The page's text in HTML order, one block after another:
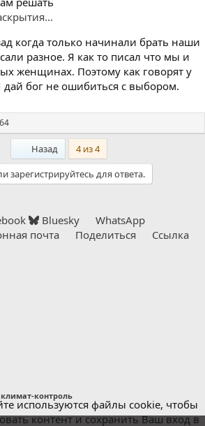
когда только начинали брать наши
разное. Я как то писал что мы и
женщинах. Поэтому как говорят у
дай бог не ошибиться с выбором.
ПервыйНазад
4 из 4
зарегистрируйтесь для ответа.
Bluesky
WhatsApp
почта Поделиться Ссылка
контроль
используются файлы cookie, чтобы
контент и сохранить Ваш вход в